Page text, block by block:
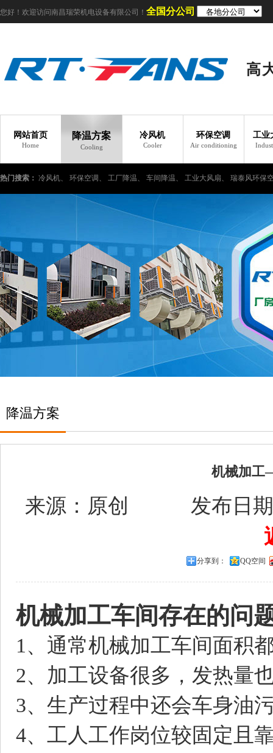
您好！欢迎访问南昌瑞荣机电设备有限公司！ 全国分公司
高
网站首页
Home
降温方案
Cooling
冷风机
Cooler
环保空调
Air conditioning
工业
热门搜索： 冷风机、 环保空调、 工厂降温、 车间降温、 工业大风扇、 瑞泰风环保
降温方案
机械加工
来源：原创 发布日
分享到： QQ空间
机械加工车间存在的问
1、通常机械加工车间面积
2、加工设备很多，发热量
3、生产过程中还会车身油
4、工人工作岗位较固定且